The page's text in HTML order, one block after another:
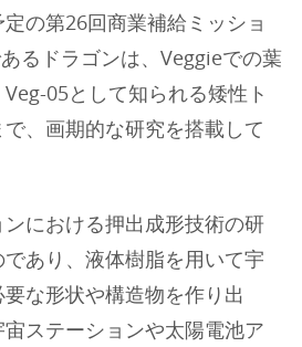
の第26回商業補給ミッショ
るドラゴンは、Veggieでの葉
05として知られる矮性ト
、画期的な研究を搭載して
における押出成形技術の研
あり、液体樹脂を用いて宇
な形状や構造物を作り出
ステーションや太陽電池ア